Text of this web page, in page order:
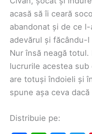
acasă să îi ceară
abandonat și de ce
adevărul și făcându-
Nur însă neagă totul.
lucrurile acestea
are totuși îndoieli și
spune așa ceva
Distribuie pe: